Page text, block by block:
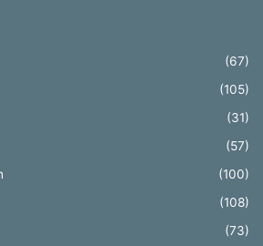
(67)
(105)
(31)
(57)
(100)
(108)
(73)